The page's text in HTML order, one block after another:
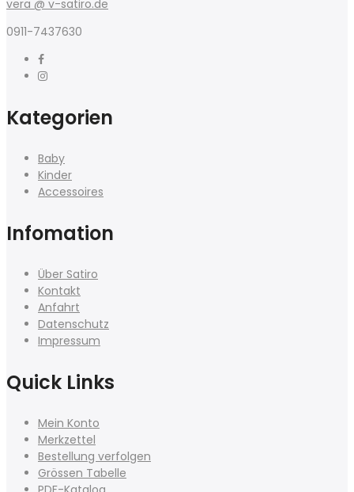
vera @ v-satiro.de
0911-7437630
Kategorien
Baby
Kinder
Accessoires
Infomation
Über Satiro
Kontakt
Anfahrt
Datenschutz
Impressum
Quick Links
Mein Konto
Merkzettel
Bestellung verfolgen
Grössen Tabelle